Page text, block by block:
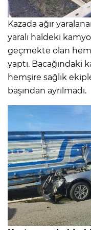
Kazada ağır
yaralı haldeki
geçmekte olan
yaptı. Bacağındaki
hemşire sağlık
başından ayrılmadı.